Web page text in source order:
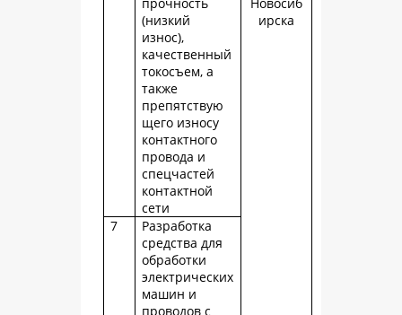
ирска
(низкий
износ),
качественный
токосъем, а
также
препятствую
щего износу
контактного
провода и
спецчастей
контактной
сети
7
Разработка
средства для
обработки
электрических
машин и
проводов с